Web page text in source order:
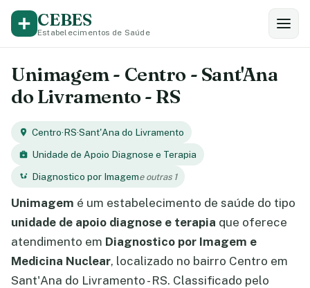
CEBES
Estabelecimentos de Saúde
Unimagem - Centro - Sant'Ana
do Livramento - RS
Centro·RS·Sant'Ana do Livramento
Unidade de Apoio Diagnose e Terapia
Diagnostico por Imageme outras 1
Unimagem é um estabelecimento de saúde do tipo
unidade de apoio diagnose e terapia que oferece
atendimento em Diagnostico por Imagem e
Medicina Nuclear, localizado no bairro Centro em
Sant'Ana do Livramento - RS. Classificado pelo